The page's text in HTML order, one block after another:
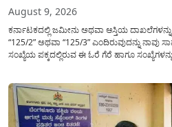
August 9, 2026
ಕರ್ನಾಟಕದಲ್ಲಿ ಜಮೀನು ಅಥವಾ ಆಸ್ತಿಯ
“125/2” ಅಥವಾ “125/3” ಎಂದಿರುವುದನ್ನು ನಾವು
ಸಂಖ್ಯೆಯ ಪಕ್ಕದಲ್ಲಿರುವ ಈ ಓರೆ ಗೆರೆ ಹಾಗೂ